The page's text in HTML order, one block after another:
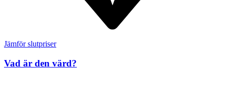
Jämför slutpriser
Vad är den värd?